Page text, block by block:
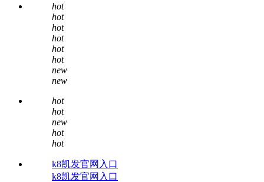
hot
hot
hot
hot
hot
hot
new
new
hot
hot
new
hot
hot
k8凯发官网入口
k8凯发官网入口